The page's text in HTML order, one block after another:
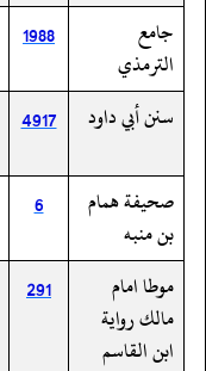
جامع
الترمذي
1988
سنن أبي داود 4917
صحيفة همام
بن منبه
6
موطا امام
مالك رواية
ابن القاسم
291